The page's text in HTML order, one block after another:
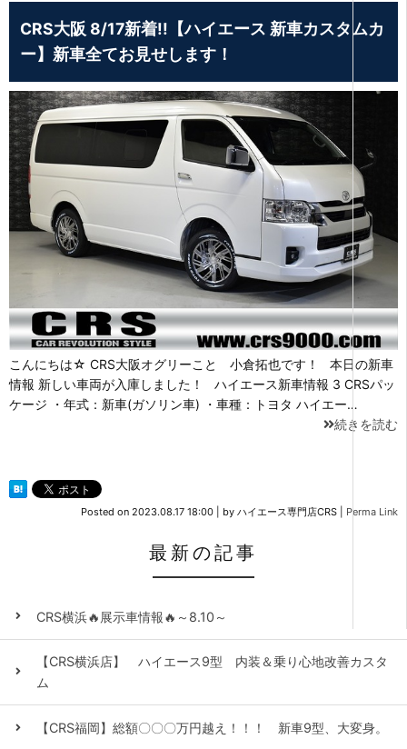
CRS大阪 8/17新着!!【ハイエース 新車カスタムカ
ー】新車全てお見せします！
こんにちは☆ CRS大阪オグリーこと 小倉拓也です！ 本日の新車
情報 新しい車両が入庫しました！ ハイエース新車情報 3 CRSパッ
ケージ ・年式：新車(ガソリン車) ・車種：トヨタ ハイエー…
続きを読む
Posted on 2023.08.17 18:00 by ハイエース専門店CRS Perma Link
最新の記事
CRS横浜🔥展示車情報🔥～8.10～
【CRS横浜店】 ハイエース9型 内装＆乗り心地改善カスタ
ム
【CRS福岡】総額〇〇〇万円越え！！！ 新車9型、大変身。